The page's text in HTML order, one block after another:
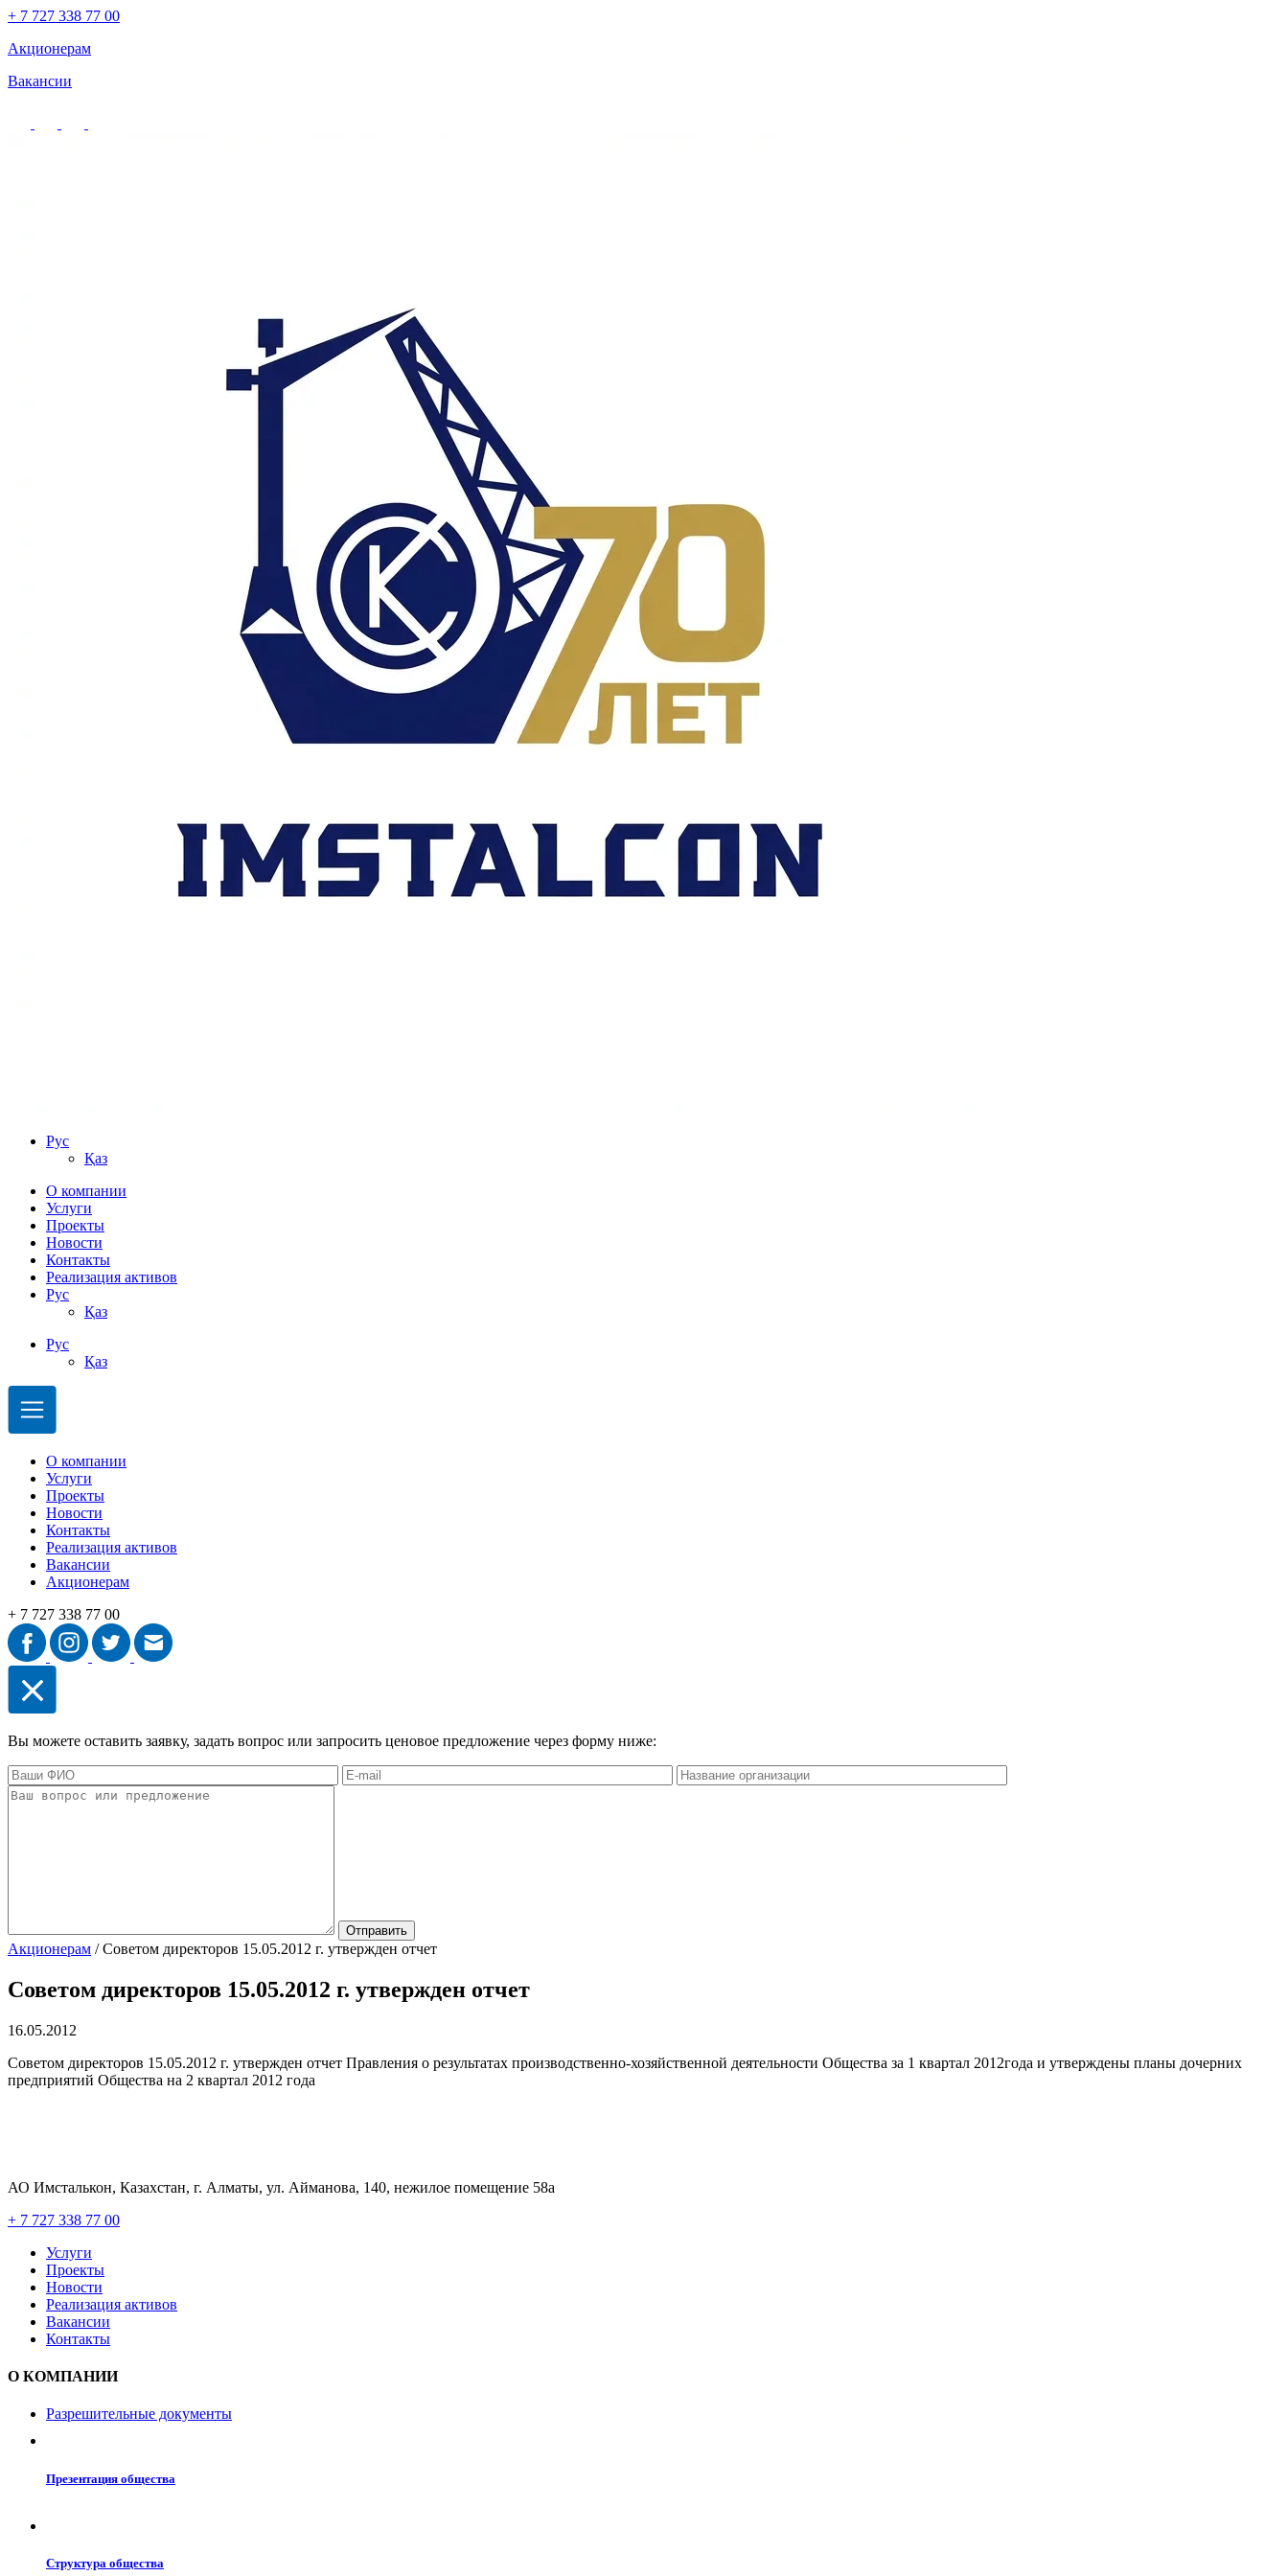
+ 7 727 338 77 00
Акционерам
Вакансии
Рус
Қаз
О компании
Услуги
Проекты
Новости
Контакты
Реализация активов
Рус
Қаз
Рус
Қаз
О компании
Услуги
Проекты
Новости
Контакты
Реализация активов
Вакансии
Акционерам
+ 7 727 338 77 00
Вы можете оставить заявку, задать вопрос или запросить ценовое предложение через форму ниже:
Акционерам /Советом директоров 15.05.2012 г. утвержден отчет
Советом директоров 15.05.2012 г. утвержден отчет
16.05.2012
Советом директоров 15.05.2012 г. утвержден отчет Правления о результатах производственно-хозяйственной деятельности Общества за 1 квартал 2012года и утверждены планы дочерних
предприятий Общества на 2 квартал 2012 года
АО Имсталькон, Казахстан, г. Алматы, ул. Айманова, 140, нежилое помещение 58а
+ 7 727 338 77 00
Услуги
Проекты
Новости
Реализация активов
Вакансии
Контакты
О КОМПАНИИ
Разрешительные документы
Презентация общества
Структура общества